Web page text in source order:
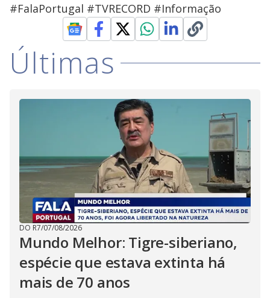
#FalaPortugal #TVRECORD #Informação
Últimas
DO R7/07/08/2026
Mundo Melhor: Tigre-siberiano,
espécie que estava extinta há
mais de 70 anos